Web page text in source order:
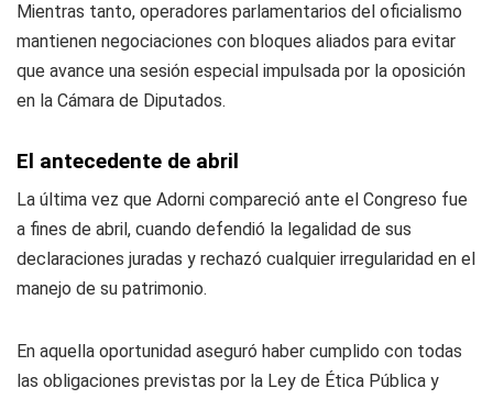
Mientras tanto, operadores parlamentarios del oficialismo
mantienen negociaciones con bloques aliados para evitar
que avance una sesión especial impulsada por la oposición
en la Cámara de Diputados.
El antecedente de abril
La última vez que Adorni compareció ante el Congreso fue
a fines de abril, cuando defendió la legalidad de sus
declaraciones juradas y rechazó cualquier irregularidad en el
manejo de su patrimonio.
En aquella oportunidad aseguró haber cumplido con todas
las obligaciones previstas por la Ley de Ética Pública y